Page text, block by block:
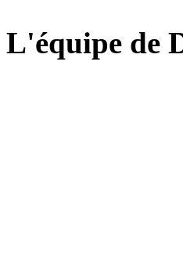
L'équipe de